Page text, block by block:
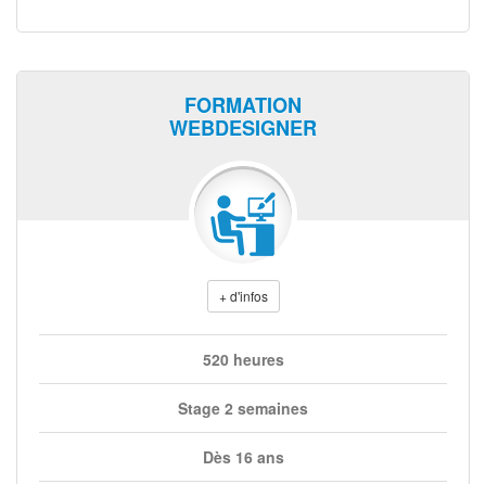
FORMATION
WEBDESIGNER
+ d'infos
520 heures
Stage 2 semaines
Dès 16 ans